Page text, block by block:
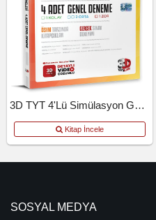
3D TYT 4'lü Simülasyon Genel Deneme
Kitap İncele
SOSYAL MEDYA